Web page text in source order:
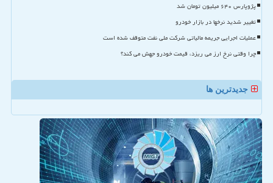
پژوپارس ۶۴۰ میلیون تومان شد
تغییر شدید نرخها در بازار خودرو
عملیات اجرایی جریمه مالیاتی شرکت ملی نفت متوقف شده است
چرا وقتی نرخ ارز می ریزد، قیمت خودرو جهش می کند؟
جدیدترین ها